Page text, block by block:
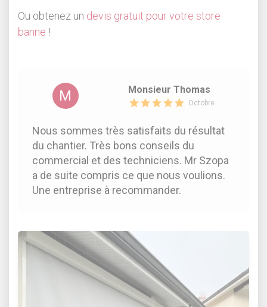
Ou obtenez un devis gratuit pour votre store
banne !
M Monsieur Thomas
Octobre
Nous sommes très satisfaits du résultat
du chantier. Très bons conseils du
commercial et des techniciens. Mr Szopa
a de suite compris ce que nous voulions.
Une entreprise à recommander.